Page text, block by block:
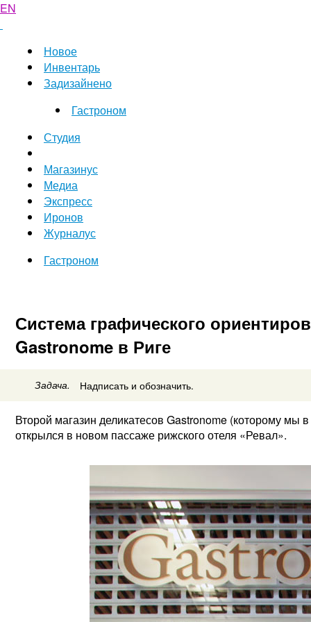
EN
Новое
Инвентарь
Задизайнено
Гастроном
Студия
Магазинус
Медиа
Экспресс
Иронов
Журналус
Гастроном
Система графического
Gastronome в Риге
Задача. Надписать и обозначить.
Второй магазин деликатесов Gastronome (которому мы
открылся в новом пассаже рижского отеля «Ревал».